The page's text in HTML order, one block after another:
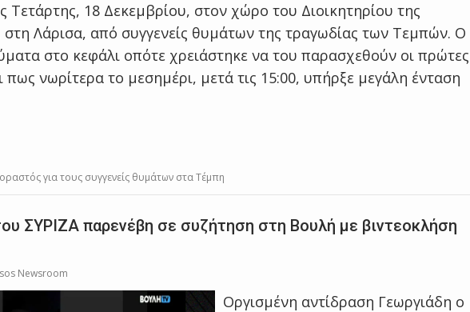
Τετάρτης, 18 Δεκεμβρίου, στον χώρο του Διοικητηρίου της
στη Λάρισα, από συγγενείς θυμάτων της τραγωδίας των Τεμπών. Ο
στο κεφάλι οπότε χρειάστηκε να του παρασχεθούν οι πρώτες
πως νωρίτερα το μεσημέρι, μετά τις 15:00, υπήρξε μεγάλη ένταση
για τους συγγενείς θυμάτων στα Τέμπη
ΣΥΡΙΖΑ παρενέβη σε συζήτηση στη Βουλή με βιντεοκλήση
Newsroom
Οργισμένη αντίδραση Γεωργιάδη ο